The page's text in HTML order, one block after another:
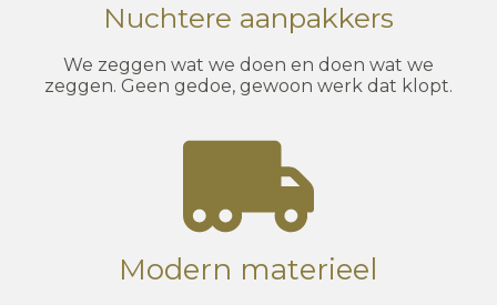
Nuchtere aanpakkers
We zeggen wat we doen en doen wat we
zeggen. Geen gedoe, gewoon werk dat klopt.
Modern materieel